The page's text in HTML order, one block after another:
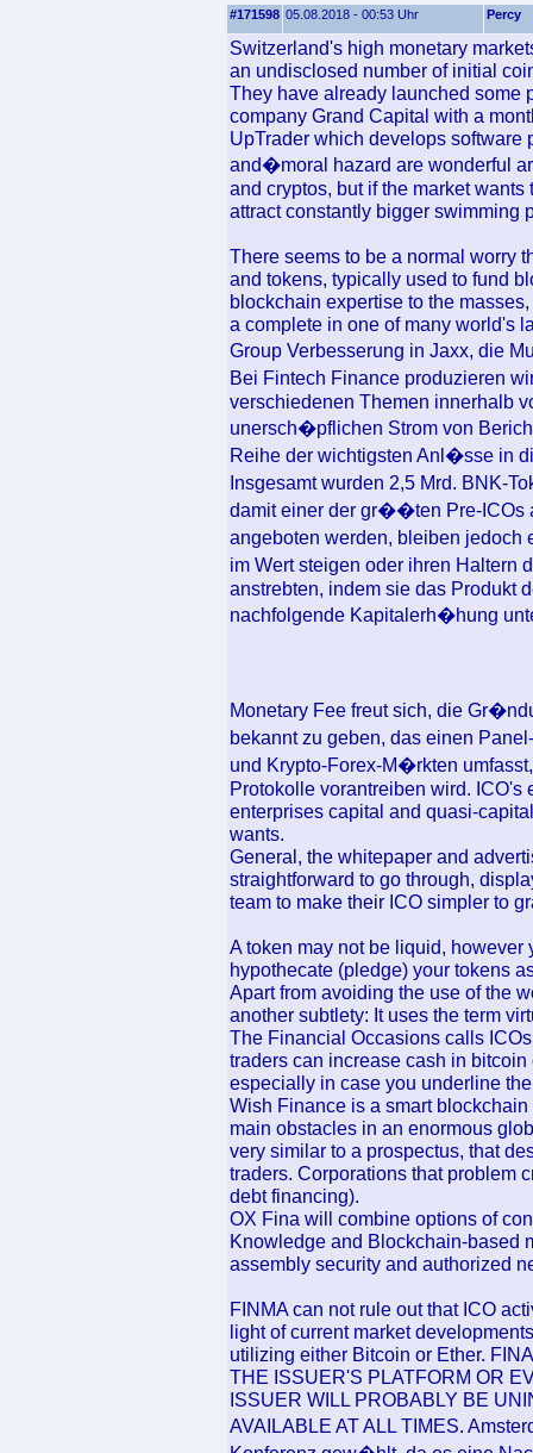
#171598 05.08.2018 - 00:53 Uhr Percy
Switzerland's high monetary
an undisclosed number of initial
They have already launched some
company Grand Capital with a
UpTrader which develops software
and�moral hazard are wonderful
and cryptos, but if the market
attract constantly bigger swimming
There seems to be a normal worry
and tokens, typically used to fund
blockchain expertise to the
a complete in one of many world's
Group Verbesserung in Jaxx, die
Bei Fintech Finance produzieren
verschiedenen Themen innerhalb
unersch�pflichen Strom von
Reihe der wichtigsten Anl�sse in
Insgesamt wurden 2,5 Mrd. BNK-
damit einer der gr��ten Pre-ICOs
angeboten werden, bleiben
im Wert steigen oder ihren
anstrebten, indem sie das Produkt
nachfolgende Kapitalerh�hung
Monetary Fee freut sich, die
bekannt zu geben, das einen
und Krypto-Forex-M�rkten
Protokolle vorantreiben wird. ICO's
enterprises capital and quasi-
wants.
General, the whitepaper and
straightforward to go through,
team to make their ICO simpler to
A token may not be liquid,
hypothecate (pledge) your tokens
Apart from avoiding the use of the
another subtlety: It uses the term
The Financial Occasions calls
traders can increase cash in
especially in case you underline
Wish Finance is a smart
main obstacles in an enormous
very similar to a prospectus, that
traders. Corporations that problem
debt financing).
OX Fina will combine options of
Knowledge and Blockchain-based
assembly security and authorized
FINMA can not rule out that ICO
light of current market
utilizing either Bitcoin or Ether.
THE ISSUER'S PLATFORM OR
ISSUER WILL PROBABLY BE
AVAILABLE AT ALL TIMES.